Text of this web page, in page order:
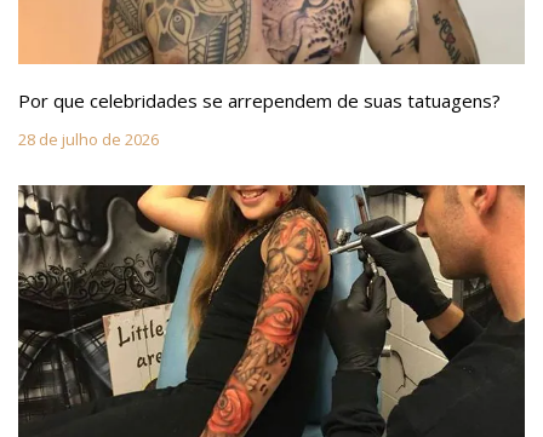
Por que celebridades se arrependem de suas tatuagens?
28 de julho de 2026